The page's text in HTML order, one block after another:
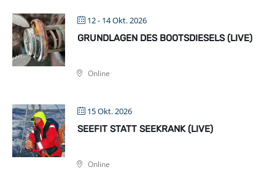
12 - 14 Okt. 2026
GRUNDLAGEN DES BOOTSDIESELS (LIVE)
Online
15 Okt. 2026
SEEFIT STATT SEEKRANK (LIVE)
Online